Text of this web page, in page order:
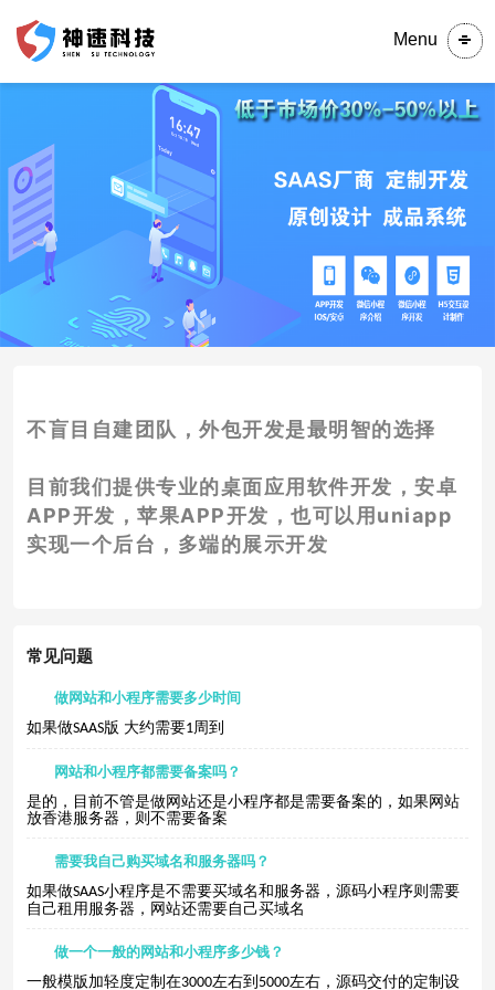
Menu
不盲目自建团队，外包开发是最明智的选择
目前我们提供专业的桌面应用软件开发，安卓
APP开发，苹果APP开发，也可以用uniapp
实现一个后台，多端的展示开发
常见问题
做网站和小程序需要多少时间
如果做SAAS版 大约需要1周到
网站和小程序都需要备案吗？
是的，目前不管是做网站还是小程序都是需要备案的，如果网站
放香港服务器，则不需要备案
需要我自己购买域名和服务器吗？
如果做SAAS小程序是不需要买域名和服务器，源码小程序则需要
自己租用服务器，网站还需要自己买域名
做一个一般的网站和小程序多少钱？
一般模版加轻度定制在3000左右到 5000左右，源码交付的定制设